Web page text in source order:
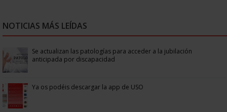
NOTICIAS MÁS LEÍDAS
Se actualizan las patologías para acceder a la jubilación
anticipada por discapacidad
Ya os podéis descargar la app de USO